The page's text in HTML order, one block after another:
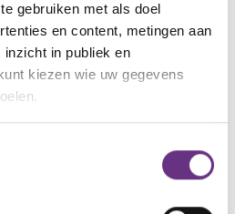
gebruiken met als doel
en content, metingen aan
in publiek en
kiezen wie uw gegevens
over uw geografische
door het actief te
nu
ingestemd met het